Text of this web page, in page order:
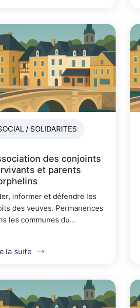
/ SOLIDARITES
des conjoints
et parents
informer et défendre les
des veuves. Permanences
les communes du
end en septembre, la
la suite